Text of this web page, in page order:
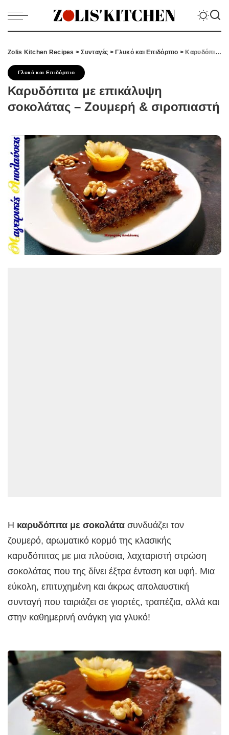
Zolis Kitchen Recipes >Συνταγές > Γλυκό και Επιδόρπιο > Καρυδόπιτα με επικάλυψη σοκολάτας – Ζουμερή & σιροπιαστή
Γλυκό και Επιδόρπιο
Καρυδόπιτα με επικάλυψη
σοκολάτας – Ζουμερή & σιροπιαστή
Η καρυδόπιτα με σοκολάτα συνδυάζει τον
ζουμερό, αρωματικό κορμό της κλασικής
καρυδόπιτας με μια πλούσια, λαχταριστή στρώση
σοκολάτας που της δίνει έξτρα ένταση και υφή. Μια
εύκολη, επιτυχημένη και άκρως απολαυστική
συνταγή που ταιριάζει σε γιορτές, τραπέζια, αλλά και
στην καθημερινή ανάγκη για γλυκό!